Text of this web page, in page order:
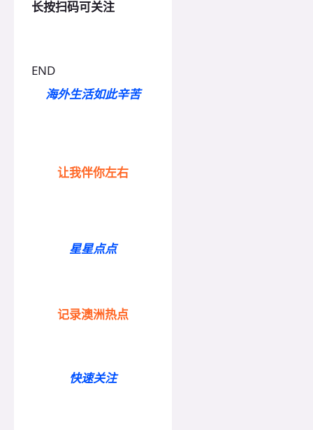
长按扫码可关注
END
海外生活如此辛苦
让我伴你左右
星星点点
记录澳洲热点
快速关注